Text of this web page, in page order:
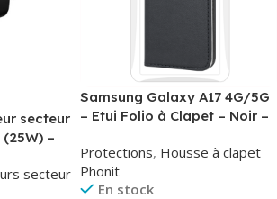
secteur
–
secteur
Samsung Galaxy A17 4G/5G
– Etui Folio à Clapet – Noir –
Protections, Housse à clapet
Phonit
En stock